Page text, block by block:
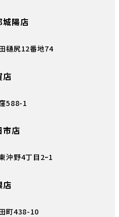
城陽店
樋尻12番地74
店
588-1
市店
沖野4丁目2ｰ1
店
町438-10